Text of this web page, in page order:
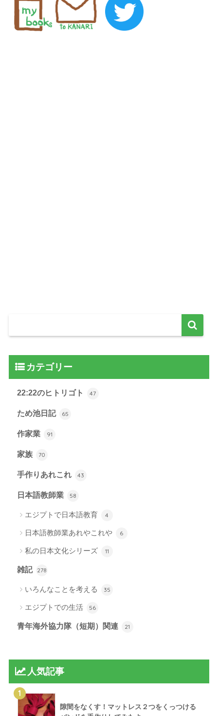
カテゴリー
22:22のヒトリゴト 47
ため池日記 65
作家業 91
家族 70
手作りあれこれ 43
日本語教師業 58
エジプトで日本語教育 4
日本語教師業あれやこれや 6
私の日本文化シリーズ 11
雑記 278
いろんなことを考える 35
エジプトでの生活 56
青年海外協力隊（短期）関連 21
人気記事
1
隙間をなくす！マットレス２つをくっつける